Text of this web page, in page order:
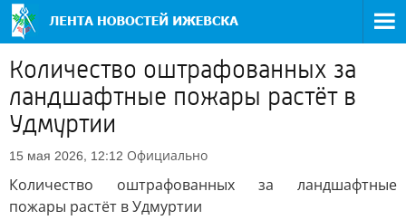
Количество оштрафованных за
ландшафтные пожары растёт в
Удмуртии
15 мая 2026, 12:12 Официально
Количество оштрафованных за ландшафтные
пожары растёт в Удмуртии